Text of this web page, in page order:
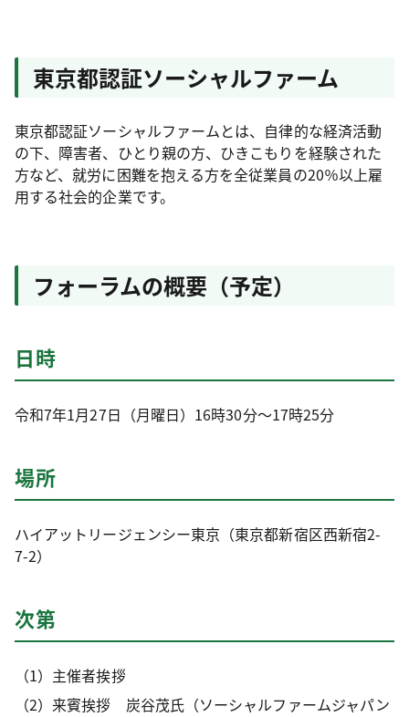
東京都認証ソーシャルファーム
東京都認証ソーシャルファームとは、自律的な経済活動
の下、障害者、ひとり親の方、ひきこもりを経験された
方など、就労に困難を抱える方を全従業員の20％以上雇
用する社会的企業です。
フォーラムの概要（予定）
日時
令和7年1月27日（月曜日）16時30分～17時25分
場所
ハイアットリージェンシー東京（東京都新宿区西新宿2-
7-2）
次第
（1）主催者挨拶
（2）来賓挨拶 炭谷茂氏（ソーシャルファームジャパン